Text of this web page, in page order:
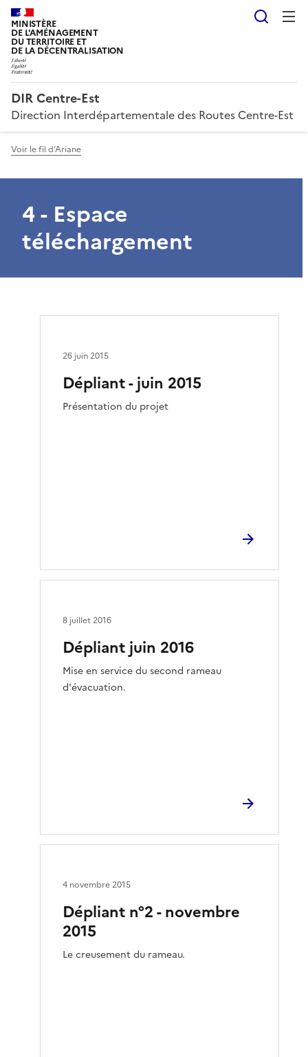
MINISTÈRE
DE L'AMÉNAGEMENT
DU TERRITOIRE ET
DE LA DÉCENTRALISATION
DIR Centre-Est
Direction Interdépartementale des Routes Centre-Est
Voir le fil d'Ariane
4 - Espace
téléchargement
Dépliant - juin 2015
Présentation du projet
26 juin 2015
Dépliant juin 2016
Mise en service du second rameau
d'évacuation.
8 juillet 2016
Dépliant n°2 - novembre
2015
Le creusement du rameau.
4 novembre 2015